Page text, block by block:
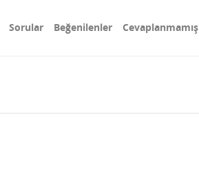
Sorular Beğenilenler Cevaplanmamış